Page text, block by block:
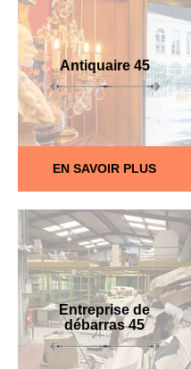
Antiquaire 45
EN SAVOIR PLUS
Entreprise de
débarras 45